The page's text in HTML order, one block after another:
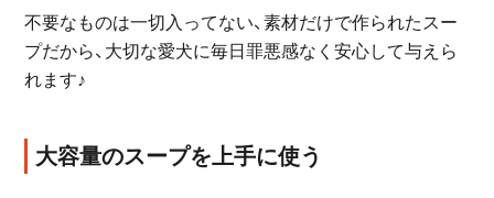
不要なものは一切入ってない、素材だけで作られたスー
プだから、大切な愛犬に毎日罪悪感なく安心して与えら
れます♪
大容量のスープを上手に使う